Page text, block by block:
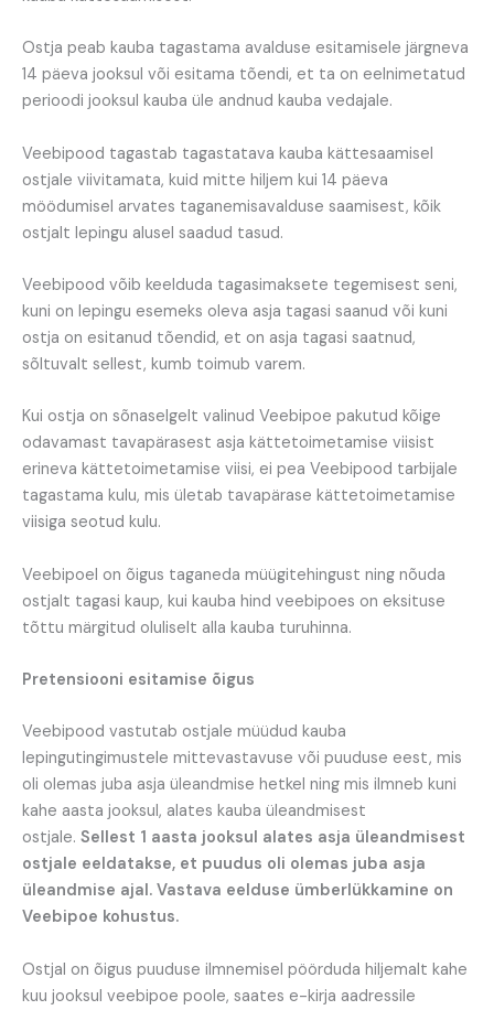
Ostja peab kauba tagastama avalduse esitamisele järgneva
14 päeva jooksul või esitama tõendi, et ta on eelnimetatud
perioodi jooksul kauba üle andnud kauba vedajale.
Veebipood tagastab tagastatava kauba kättesaamisel
ostjale viivitamata, kuid mitte hiljem kui 14 päeva
möödumisel arvates taganemisavalduse saamisest, kõik
ostjalt lepingu alusel saadud tasud.
Veebipood võib keelduda tagasimaksete tegemisest seni,
kuni on lepingu esemeks oleva asja tagasi saanud või kuni
ostja on esitanud tõendid, et on asja tagasi saatnud,
sõltuvalt sellest, kumb toimub varem.
Kui ostja on sõnaselgelt valinud Veebipoe pakutud kõige
odavamast tavapärasest asja kättetoimetamise viisist
erineva kättetoimetamise viisi, ei pea Veebipood tarbijale
tagastama kulu, mis ületab tavapärase kättetoimetamise
viisiga seotud kulu.
Veebipoel on õigus taganeda müügitehingust ning nõuda
ostjalt tagasi kaup, kui kauba hind veebipoes on eksituse
tõttu märgitud oluliselt alla kauba turuhinna.
Pretensiooni esitamise õigus
Veebipood vastutab ostjale müüdud kauba
lepingutingimustele mittevastavuse või puuduse eest, mis
oli olemas juba asja üleandmise hetkel ning mis ilmneb kuni
kahe aasta jooksul, alates kauba üleandmisest
ostjale. Sellest 1 aasta jooksul alates asja üleandmisest
ostjale eeldatakse, et puudus oli olemas juba asja
üleandmise ajal. Vastava eelduse ümberlükkamine on
Veebipoe kohustus.
Ostjal on õigus puuduse ilmnemisel pöörduda hiljemalt kahe
kuu jooksul veebipoe poole, saates e-kirja aadressile